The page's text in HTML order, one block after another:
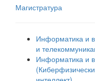
Магистратура
Информатика и
и
Информатика и